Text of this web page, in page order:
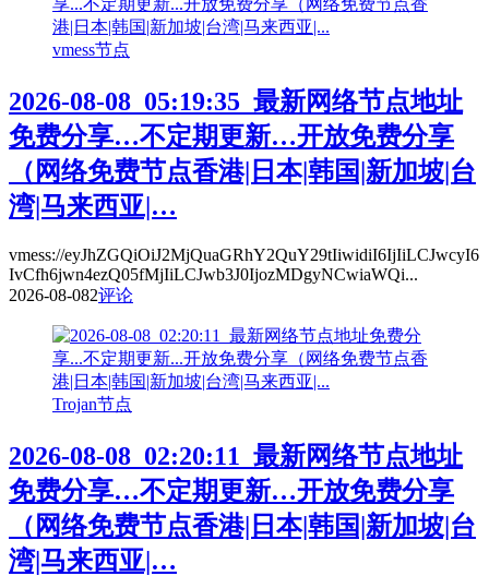
vmess节点
2026-08-08_05:19:35_最新网络节点地址
免费分享…不定期更新…开放免费分享
（网络免费节点香港|日本|韩国|新加坡|台
湾|马来西亚|…
vmess://eyJhZGQiOiJ2MjQuaGRhY2QuY29tIiwidiI6IjIiLCJwcyI6
IvCfh6jwn4ezQ05fMjIiLCJwb3J0IjozMDgyNCwiaWQi...
2026-08-082评论
Trojan节点
2026-08-08_02:20:11_最新网络节点地址
免费分享…不定期更新…开放免费分享
（网络免费节点香港|日本|韩国|新加坡|台
湾|马来西亚|…